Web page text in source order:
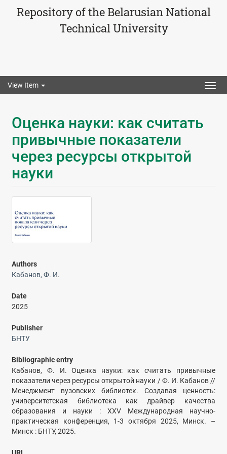
Repository of the Belarusian National
Technical University
View Item
Оценка науки: как считать
привычные показатели
через ресурсы открытой
науки
Authors
Кабанов, Ф. И.
Date
2025
Publisher
БНТУ
Bibliographic entry
Кабанов, Ф. И. Оценка науки: как считать привычные
показатели через ресурсы открытой науки / Ф. И. Кабанов //
Менеджмент вузовских библиотек. Создавая ценность:
университетская библиотека как драйвер качества
образования и науки : XXV Международная научно-
практическая конференция, 1-3 октября 2025, Минск. –
Минск : БНТУ, 2025.